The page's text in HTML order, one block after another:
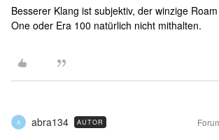
Besserer Klang ist subjektiv, der winzige
One oder Era 100 natürlich nicht mithalten.
A abra134 AUTOR